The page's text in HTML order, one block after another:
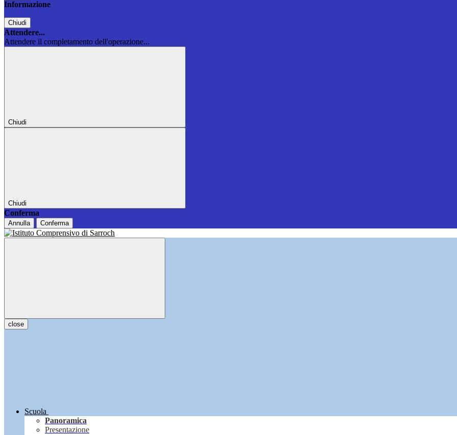
Informazione
Chiudi
Attendere...
Attendere il completamento dell'operazione...
Chiudi
Chiudi
Conferma
Annulla Conferma
close
Scuola
Panoramica
Presentazione